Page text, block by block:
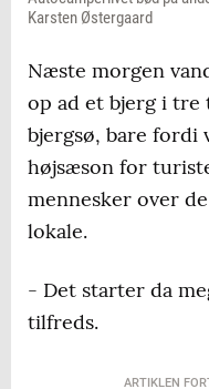
Karsten Østergaard
Næste morgen
op ad et bjerg i tre
bjergsø, bare fordi
højsæson for
mennesker over
lokale.
- Det starter da
tilfreds.
ARTIKLEN